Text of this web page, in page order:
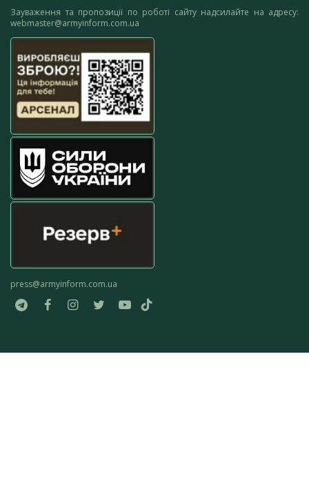
Зауваження та пропозиції по роботі сайту надсилайте на адресу:
webmaster@armyinform.com.ua
press@armyinform.com.ua